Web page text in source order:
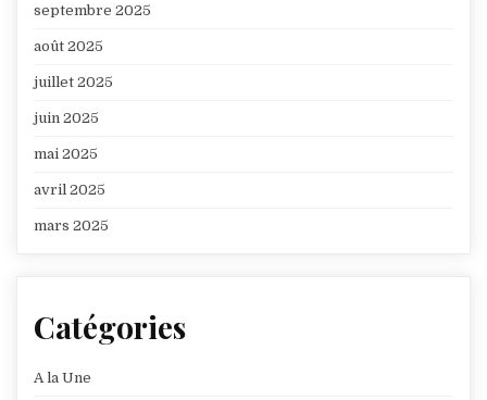
septembre 2025
août 2025
juillet 2025
juin 2025
mai 2025
avril 2025
mars 2025
Catégories
A la Une